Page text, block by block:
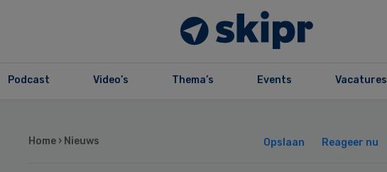
Podcast Video’s Thema’s Events Vacatures
Home › Nieuws Opslaan Reageer nu